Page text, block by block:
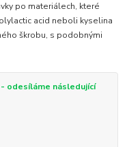
po materiálech, které
acid neboli kyselina
škrobu, s podobnými
odesíláme následující